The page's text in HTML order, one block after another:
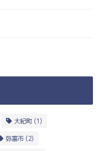
大紀町 (1)
弥富市 (2)